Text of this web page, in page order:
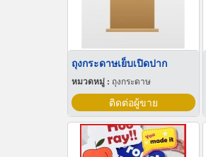
ถุงกระดาษเย็บเปิดปาก
หมวดหมู่ : ถุงกระดาษ
ติดต่อผู้ขาย